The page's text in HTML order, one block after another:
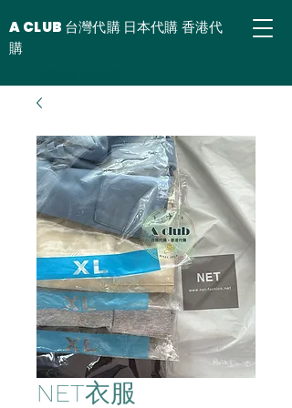
A CLUB 台灣代購 日本代購 香港代
購
NET衣服